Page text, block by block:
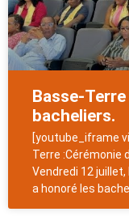
Basse-
bacheliers.
[youtube_iframe
Terre :Cérémonie
Vendredi 12
a honoré les